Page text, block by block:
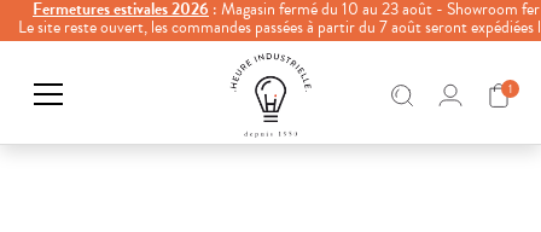
Fermetures estivales 2026 : Magasin fermé du 10 au 23 août - Showroom
Le site reste ouvert, les commandes passées à partir du 7 août seront
1